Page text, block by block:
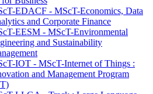
EDACF - MScT-Economics, Data
and Corporate Finance
EESM - MScT-Environmental
and Sustainability
IOT - MScT-Internet of Things :
and Management Program